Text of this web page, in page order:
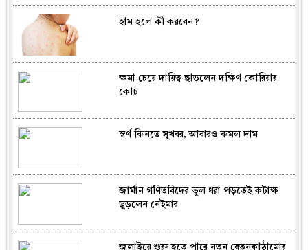
হাম হলে কী করবেন?
ক্ষমা চেয়ে দায়িত্ব ছাড়লেন দক্ষিণ কোরিয়ার
কোচ
স্বর্ণ কিনতে সুখবর, আবারও কমল দাম
জার্মান গণিতবিদের ভুল ধরা পড়তেই কটাক্ষ
ছুড়লেন নেইমার
জুলাইয়ে শুরু হতে পারে নতুন বেতনকাঠামোর